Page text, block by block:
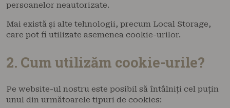
persoanelor neautorizate.
Mai există și alte tehnologii, precum Local Storage,
care pot fi utilizate asemenea cookie-urilor.
2. Cum utilizăm cookie-urile?
Pe website-ul nostru este posibil să întâlniți cel puțin
unul din următoarele tipuri de cookies: